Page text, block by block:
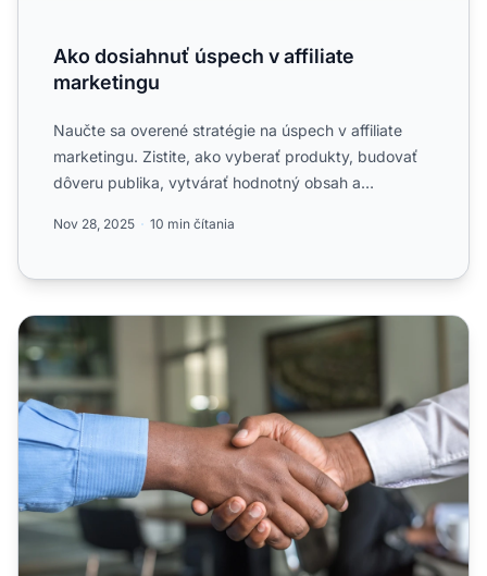
Ako dosiahnuť úspech v affiliate
marketingu
Naučte sa overené stratégie na úspech v affiliate
marketingu. Zistite, ako vyberať produkty, budovať
dôveru publika, vytvárať hodnotný obsah a
Nov 28, 2025 10 min čítania
Budovanie vzťahov s novými affiliate partnermi